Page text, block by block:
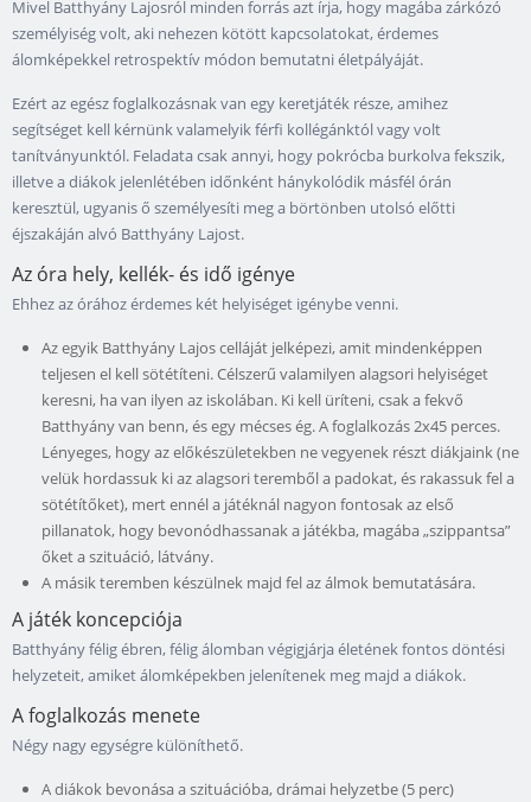
Mivel Batthyány Lajosról minden forrás azt írja, hogy magába zárkózó
személyiség volt, aki nehezen kötött kapcsolatokat, érdemes
álomképekkel retrospektív módon bemutatni életpályáját.
Ezért az egész foglalkozásnak van egy keretjáték része, amihez
segítséget kell kérnünk valamelyik férfi kollégánktól vagy volt
tanítványunktól. Feladata csak annyi, hogy pokrócba burkolva fekszik,
illetve a diákok jelenlétében időnként hánykolódik másfél órán
keresztül, ugyanis ő személyesíti meg a börtönben utolsó előtti
éjszakáján alvó Batthyány Lajost.
Az óra hely, kellék- és idő igénye
Ehhez az órához érdemes két helyiséget igénybe venni.
Az egyik Batthyány Lajos celláját jelképezi, amit mindenképpen
teljesen el kell sötétíteni. Célszerű valamilyen alagsori helyiséget
keresni, ha van ilyen az iskolában. Ki kell üríteni, csak a fekvő
Batthyány van benn, és egy mécses ég. A foglalkozás 2x45 perces.
Lényeges, hogy az előkészületekben ne vegyenek részt diákjaink (ne
velük hordassuk ki az alagsori teremből a padokat, és rakassuk fel a
sötétítőket), mert ennél a játéknál nagyon fontosak az első
pillanatok, hogy bevonódhassanak a játékba, magába „szippantsa”
őket a szituáció, látvány.
A másik teremben készülnek majd fel az álmok bemutatására.
A játék koncepciója
Batthyány félig ébren, félig álomban végigjárja életének fontos döntési
helyzeteit, amiket álomképekben jelenítenek meg majd a diákok.
A foglalkozás menete
Négy nagy egységre különíthető.
A diákok bevonása a szituációba, drámai helyzetbe (5 perc)